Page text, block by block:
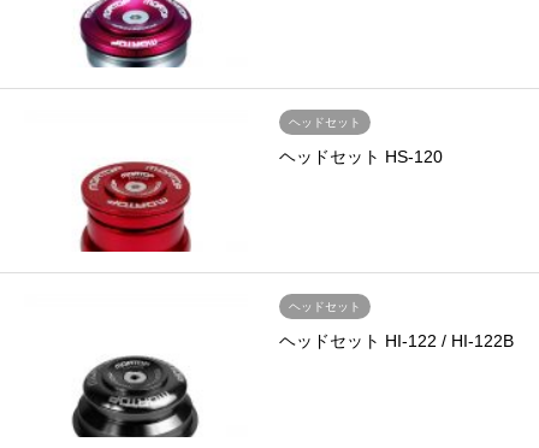
ヘッドセット
ヘッドセット HS-120
ヘッドセット
ヘッドセット HI-122 / HI-122B